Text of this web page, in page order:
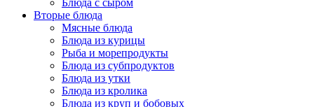
Блюда с сыром
Вторые блюда
Мясные блюда
Блюда из курицы
Рыба и морепродукты
Блюда из субпродуктов
Блюда из утки
Блюда из кролика
Блюда из круп и бобовых